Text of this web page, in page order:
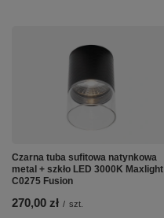
Czarna tuba sufitowa natynkowa
metal + szkło LED 3000K Maxlight
C0275 Fusion
270,00 zł / szt.